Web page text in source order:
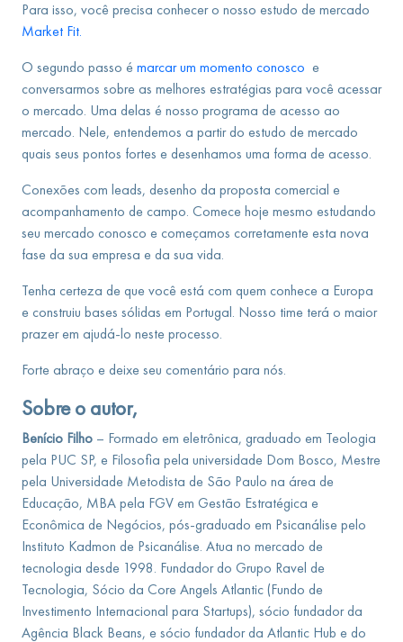
Para isso, você precisa conhecer o nosso estudo de mercado
Market Fit.
O segundo passo é marcar um momento conosco e
conversarmos sobre as melhores estratégias para você acessar
o mercado. Uma delas é nosso programa de acesso ao
mercado. Nele, entendemos a partir do estudo de mercado
quais seus pontos fortes e desenhamos uma forma de acesso.
Conexões com leads, desenho da proposta comercial e
acompanhamento de campo. Comece hoje mesmo estudando
seu mercado conosco e começamos corretamente esta nova
fase da sua empresa e da sua vida.
Tenha certeza de que você está com quem conhece a Europa
e construiu bases sólidas em Portugal. Nosso time terá o maior
prazer em ajudá-lo neste processo.
Forte abraço e deixe seu comentário para nós.
Sobre o autor,
Benício Filho – Formado em eletrônica, graduado em Teologia
pela PUC SP, e Filosofia pela universidade Dom Bosco, Mestre
pela Universidade Metodista de São Paulo na área de
Educação, MBA pela FGV em Gestão Estratégica e
Econômica de Negócios, pós-graduado em Psicanálise pelo
Instituto Kadmon de Psicanálise. Atua no mercado de
tecnologia desde 1998. Fundador do Grupo Ravel de
Tecnologia, Sócio da Core Angels Atlantic (Fundo de
Investimento Internacional para Startups), sócio fundador da
Agência Black Beans, e sócio fundador da Atlantic Hub e do